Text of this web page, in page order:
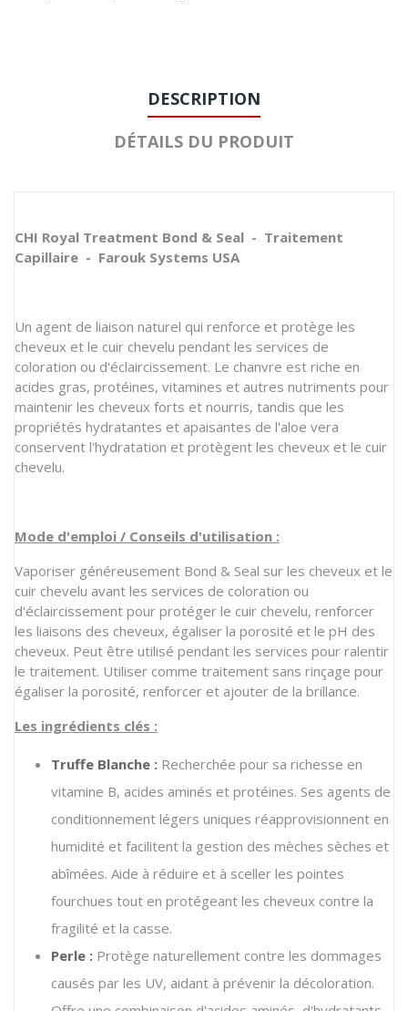
DESCRIPTION
DÉTAILS DU PRODUIT
CHI Royal Treatment Bond & Seal - Traitement
Capillaire - Farouk Systems USA
Un agent de liaison naturel qui renforce et protège les
cheveux et le cuir chevelu pendant les services de
coloration ou d'éclaircissement. Le chanvre est riche en
acides gras, protéines, vitamines et autres nutriments pour
maintenir les cheveux forts et nourris, tandis que les
propriétés hydratantes et apaisantes de l'aloe vera
conservent l'hydratation et protègent les cheveux et le cuir
chevelu.
Mode d'emploi / Conseils d'utilisation :
Vaporiser généreusement Bond & Seal sur les cheveux et le
cuir chevelu avant les services de coloration ou
d'éclaircissement pour protéger le cuir chevelu, renforcer
les liaisons des cheveux, égaliser la porosité et le pH des
cheveux. Peut être utilisé pendant les services pour ralentir
le traitement. Utiliser comme traitement sans rinçage pour
égaliser la porosité, renforcer et ajouter de la brillance.
Les ingrédients clés :
Truffe Blanche : Recherchée pour sa richesse en
vitamine B, acides aminés et protéines. Ses agents de
conditionnement légers uniques réapprovisionnent en
humidité et facilitent la gestion des mèches sèches et
abîmées. Aide à réduire et à sceller les pointes
fourchues tout en protégeant les cheveux contre la
fragilité et la casse.
Perle : Protège naturellement contre les dommages
causés par les UV, aidant à prévenir la décoloration.